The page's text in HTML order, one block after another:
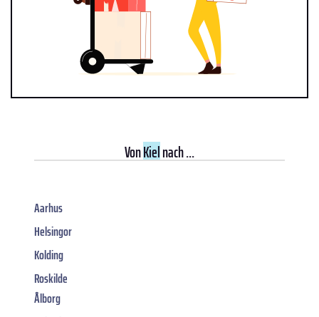
VonKielnach ...
Aarhus
Helsingor
Kolding
Roskilde
Ålborg